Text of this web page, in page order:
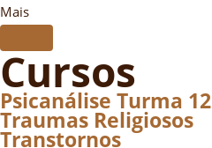
Mais
Cursos
Psicanálise Turma 12
Traumas Religiosos
Transtornos